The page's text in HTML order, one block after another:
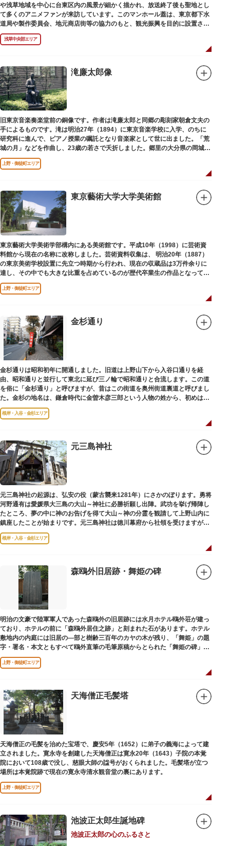
や浅草地域を中心に台東区内の風景が細かく描かれ、放送終了後も聖地とし
て多くのアニメファンが来訪しています。このマンホール蓋は、東京都下水
道局や製作委員会、地元商店街等の協力のもと、観光振興を目的に設置され
ました。
描かれているのは、主人公である矢逆一稀、久慈悠、陣内燕太の3人が、か
っぱ橋に封印されていた謎のカッパ型生命体“ケッピ”によって河童の姿に変
設置年月日：令和3年4月13日
浅草中央部エリア
滝廉太郎像
旧東京音楽奏楽堂前の銅像です。作者は滝廉太郎と同郷の彫刻家朝倉文夫の
手によるものです。滝は明治27年（1894）に東京音楽学校に入学、のちに
研究科に進んで、ピアノ授業の嘱託となり音楽家として世に出ました。「荒
城の月」などを作曲し、23歳の若さで夭折しました。郷里の大分県の岡城趾
にも同じ像が置かれています。
上野・御徒町エリア
東京藝術大学大学美術館
東京藝術大学美術学部構内にある美術館です。平成10年（1998）に芸術資
料館から現在の名称に改称しました。芸術資料収集は、 明治20年（1887）
の東京美術学校設置に先立つ時期から行われ、現在の収蔵品は3万件余りに
達し、その中でも大きな比重を占めているのが歴代卒業生の作品となってい
ます。
上野・御徒町エリア
金杉通り
金杉通りは昭和初年に開通しました。旧道は上野山下から入谷口通りを経
由、昭和通りと並行して東北に延び三ノ輪で昭和通りと合流します。この道
を俗に「金杉通り」と呼びますが、昔はこの街道を奥州街道裏道と呼びまし
た。金杉の地名は、鎌倉時代に金曽木彦三郎という人物の姓から、初めは金
曽木、それが金杉に変わったものとされています。
根岸・入谷・金杉エリア
元三島神社
元三島神社の起源は、弘安の役（蒙古襲来1281年）にさかのぼります。勇将
河野通有は愛媛県大三島の大山～神社に必勝祈願し出陣。武功を挙げ帰陣し
たところ、夢の中に神のお告げを得て大山～神の分霊を観請して上野山内に
鎮座したことが始まりです。元三島神社は徳川幕府から社領を受けますが、
御用地となったために上野から浅草へ移転し、現在の地に至ります。
根岸・入谷・金杉エリア
森鴎外旧居跡・舞姫の碑
明治の文豪で陸軍軍人であった森鴎外の旧居跡には水月ホテル鴎外荘が建っ
ており、ホテルの前に「森鴎外居住之跡」と刻まれた石があります。ホテル
敷地内の内庭には旧居の―部と樹齢三百年のカヤの木が残り、「舞姫」の題
字・署名・本文ともすべて鴎外直筆の毛筆原稿からとられた「舞姫の碑」の
文学碑も建っています。
上野・御徒町エリア
天海僧正毛髪塔
天海僧正の毛髪を治めた宝塔で、慶安5年（1652）に弟子の義海によって建
立されました。寛永寺を創建した天海僧正は寛永20年（1643）子院の本覚
院において108歳で没し、慈眼大師の諡号がおくられました。毛髪塔が立つ
場所は本覚院跡で現在の寛永寺清水観音堂の裏にあります。
上野・御徒町エリア
池波正太郎生誕地碑
池波正太郎の心のふるさと